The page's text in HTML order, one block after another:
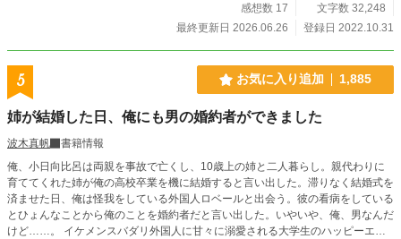
感想数 17
文字数 32,248
最終更新日 2026.06.26
登録日 2022.10.31
5 お気に入り追加 1,885
姉が結婚した日、俺にも男の婚約者ができました
波木真帆
書籍情報
俺、小日向比呂は両親を事故で亡くし、10歳上の姉と二人暮らし。親代わりに
育ててくれた姉が俺の高校卒業を機に結婚すると言い出した。滞りなく結婚式を
済ませた日、俺は怪我をしている外国人ロベールと出会う。彼の看病をしている
とひょんなことから俺のことを婚約者だと言い出した。いやいや、俺、男なんだ
けど……。 イケメンスバダリ外国人に甘々に溺愛される大学生のハッピーエン